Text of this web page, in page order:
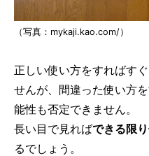
（写真：mykaji.kao.com/）
正しい使い方をすればす
せんが、間違った使い方
能性も否定できません。
長い目で見ればできる限
るでしょう。